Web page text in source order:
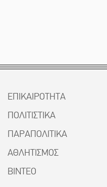
ΕΠΙΚΑΙΡΟΤΗΤΑ
ΠΟΛΙΤΙΣΤΙΚΑ
ΠΑΡΑΠΟΛΙΤΙΚΑ
ΑΘΛΗΤΙΣΜΟΣ
ΒΙΝΤΕΟ